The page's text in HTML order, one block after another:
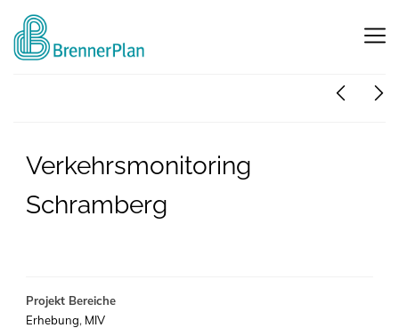
Verkehrsmonitoring
Schramberg
Projekt Bereiche
Erhebung, MIV